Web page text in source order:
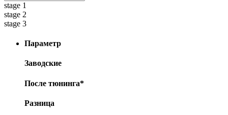
stage 1
stage 2
stage 3
Параметр
Заводские
После тюнинга*
Разница